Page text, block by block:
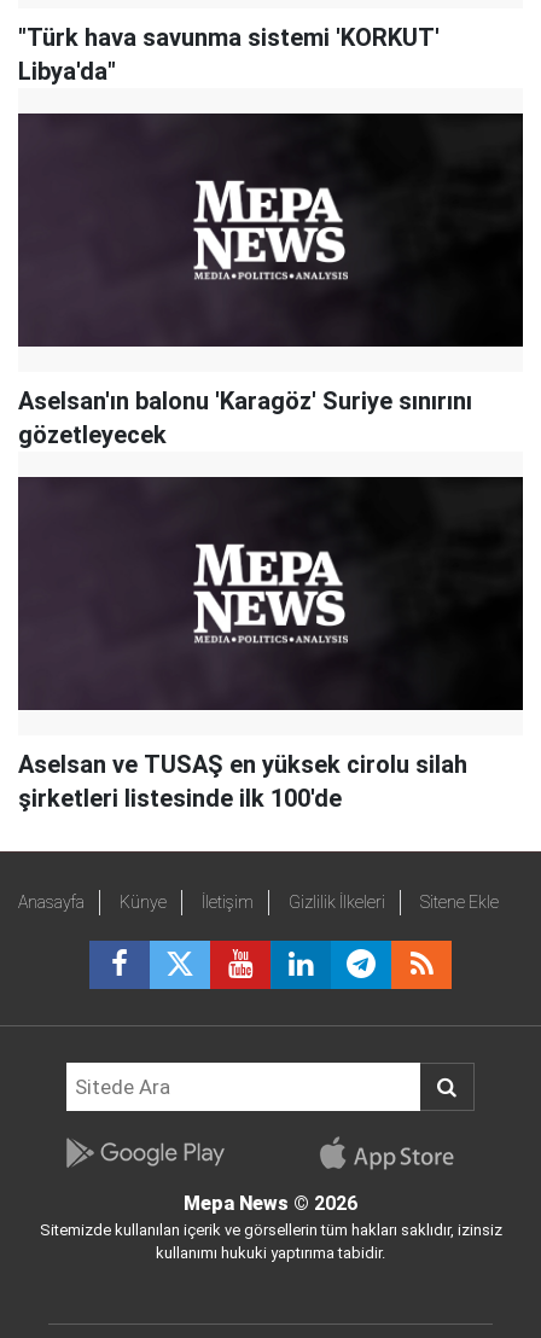
"Türk hava savunma sistemi 'KORKUT'
Libya'da"
Aselsan'ın balonu 'Karagöz' Suriye sınırını
gözetleyecek
Aselsan ve TUSAŞ en yüksek cirolu silah
şirketleri listesinde ilk 100'de
Anasayfa Künye İletişim Gizlilik İlkeleri Sitene Ekle
Mepa News © 2026
Sitemizde kullanılan içerik ve görsellerin tüm hakları saklıdır, izinsiz
kullanımı hukuki yaptırıma tabidir.